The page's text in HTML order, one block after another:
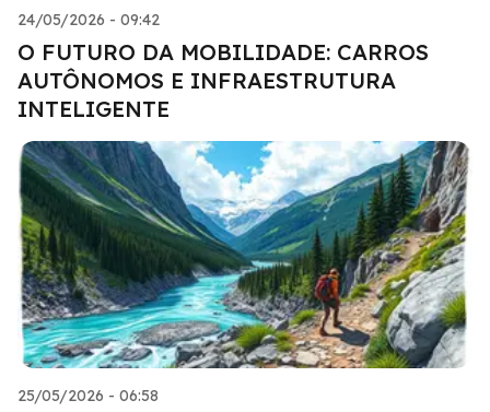
24/05/2026 - 09:42
O FUTURO DA MOBILIDADE: CARROS
AUTÔNOMOS E INFRAESTRUTURA
INTELIGENTE
25/05/2026 - 06:58